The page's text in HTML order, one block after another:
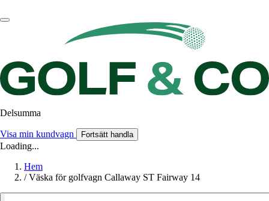
Delsumma
Visa min kundvagn Fortsätt handla
Loading...
Hem
/ Väska för golfvagn Callaway ST Fairway 14